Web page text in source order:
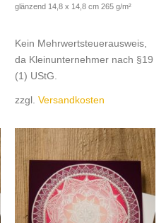
glänzend 14,8 x 14,8 cm 265 g/m²
Kein Mehrwertsteuerausweis,
da Kleinunternehmer nach §19
(1) UStG.
zzgl. Versandkosten